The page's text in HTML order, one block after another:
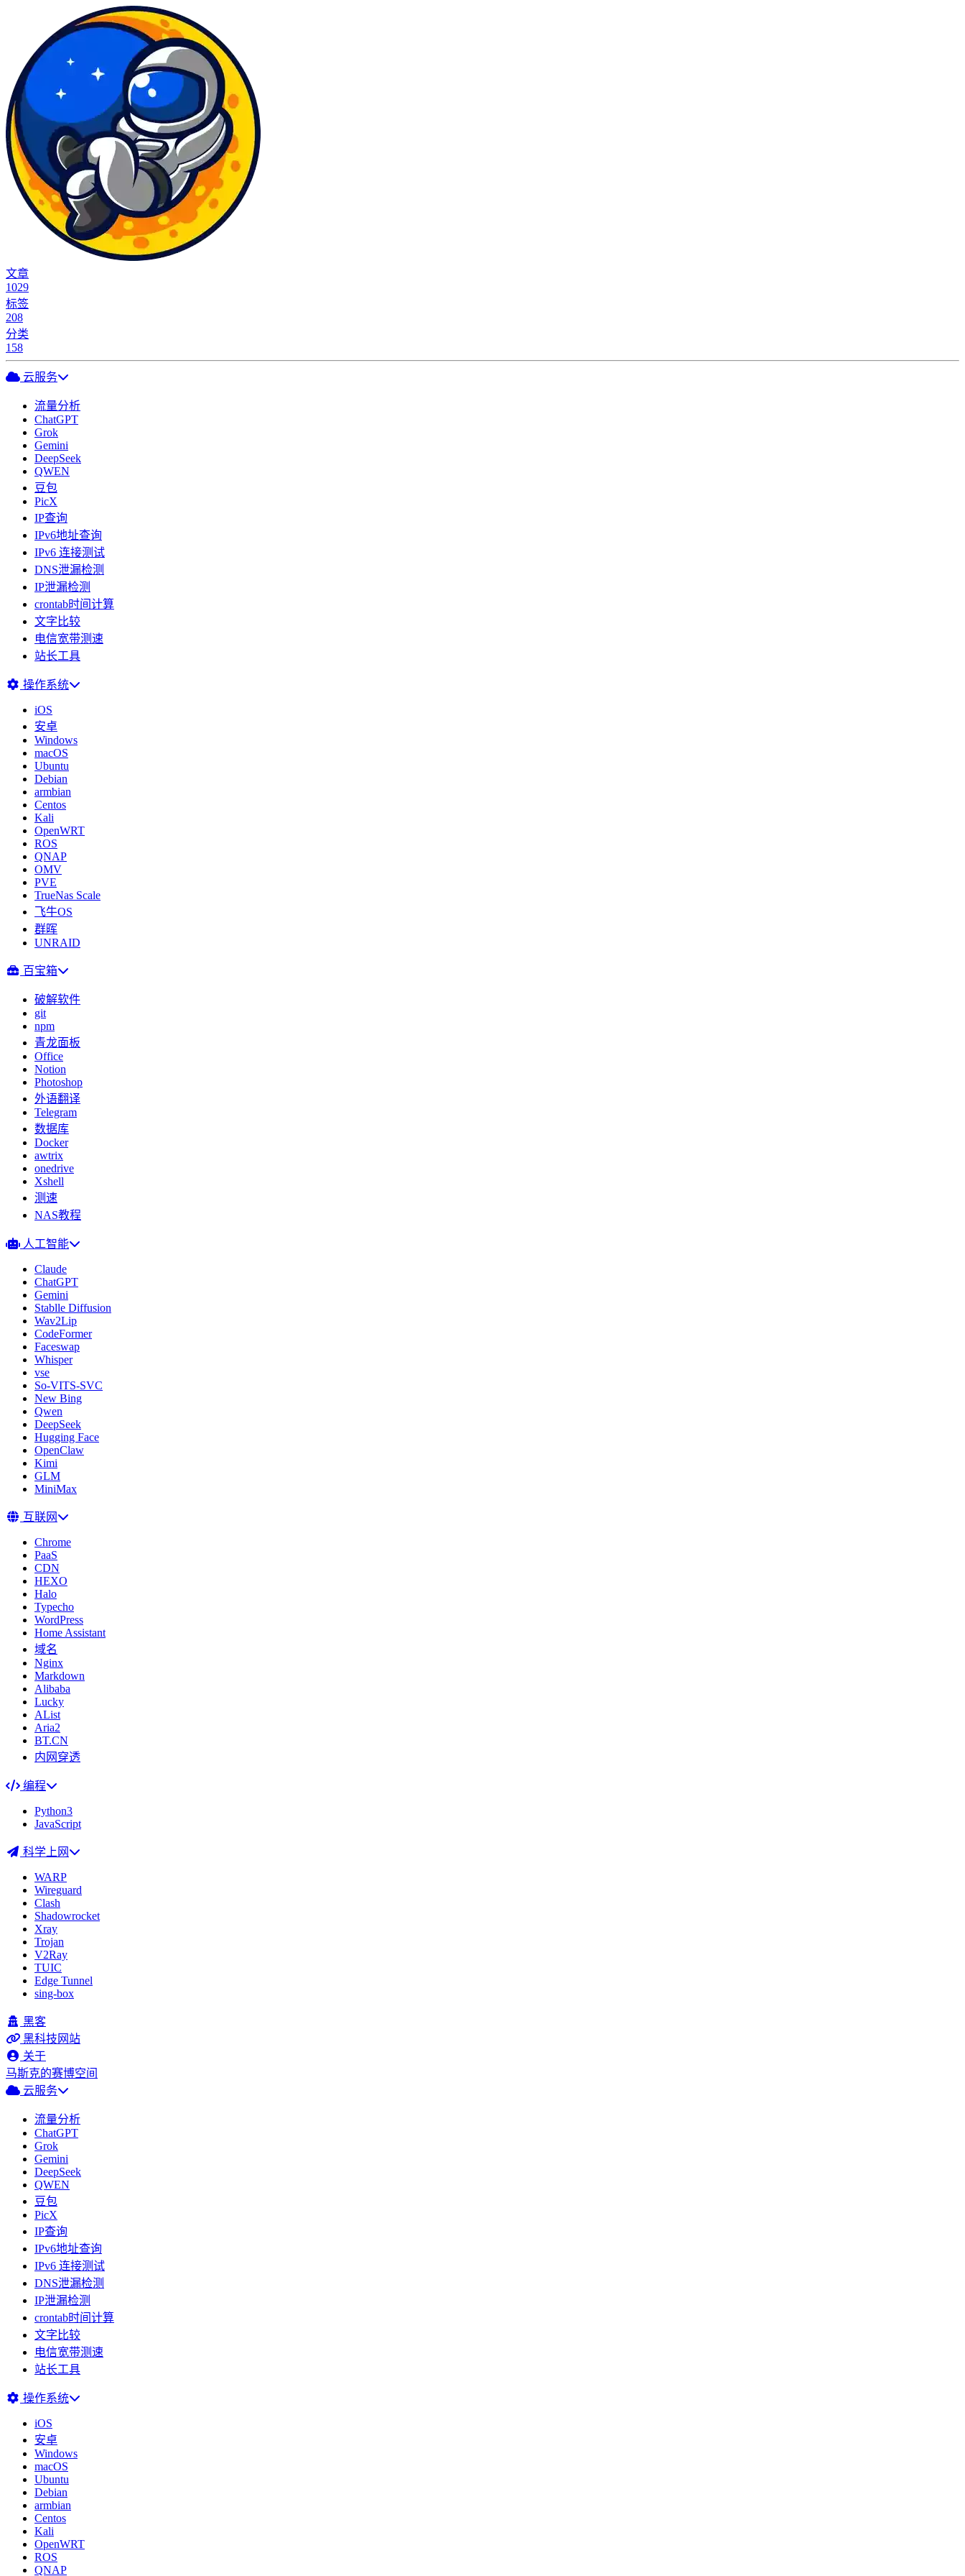
文章
1029
标签
208
分类
158
云服务
流量分析
ChatGPT
Grok
Gemini
DeepSeek
QWEN
豆包
PicX
IP查询
IPv6地址查询
IPv6 连接测试
DNS泄漏检测
IP泄漏检测
crontab时间计算
文字比较
电信宽带测速
站长工具
操作系统
iOS
安卓
Windows
macOS
Ubuntu
Debian
armbian
Centos
Kali
OpenWRT
ROS
QNAP
OMV
PVE
TrueNas Scale
飞牛OS
群晖
UNRAID
百宝箱
破解软件
git
npm
青龙面板
Office
Notion
Photoshop
外语翻译
Telegram
数据库
Docker
awtrix
onedrive
Xshell
测速
NAS教程
人工智能
Claude
ChatGPT
Gemini
Stablle Diffusion
Wav2Lip
CodeFormer
Faceswap
Whisper
vse
So-VITS-SVC
New Bing
Qwen
DeepSeek
Hugging Face
OpenClaw
Kimi
GLM
MiniMax
互联网
Chrome
PaaS
CDN
HEXO
Halo
Typecho
WordPress
Home Assistant
域名
Nginx
Markdown
Alibaba
Lucky
AList
Aria2
BT.CN
内网穿透
编程
Python3
JavaScript
科学上网
WARP
Wireguard
Clash
Shadowrocket
Xray
Trojan
V2Ray
TUIC
Edge Tunnel
sing-box
黑客
黑科技网站
关于
马斯克的赛博空间
云服务
流量分析
ChatGPT
Grok
Gemini
DeepSeek
QWEN
豆包
PicX
IP查询
IPv6地址查询
IPv6 连接测试
DNS泄漏检测
IP泄漏检测
crontab时间计算
文字比较
电信宽带测速
站长工具
操作系统
iOS
安卓
Windows
macOS
Ubuntu
Debian
armbian
Centos
Kali
OpenWRT
ROS
QNAP